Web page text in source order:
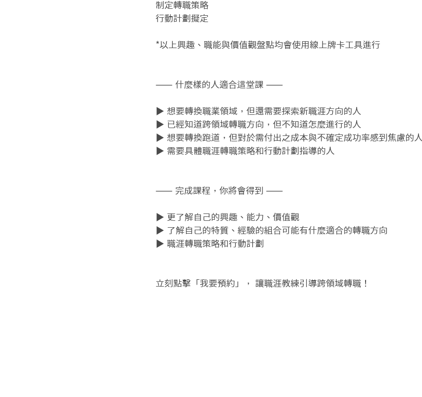
制定轉職策略
行動計劃擬定
*以上興趣、職能與價值觀盤點均會使用線上牌卡工具進行
⸺ 什麼樣的人適合這堂課 ⸺
▶ 想要轉換職業領域，但還需要探索新職涯方向的人
▶ 已經知道跨領域轉職方向，但不知道怎麼進行的人
▶ 想要轉換跑道，但對於需付出之成本與不確定成功率感到焦慮的人
▶ 需要具體職涯轉職策略和行動計劃指導的人
⸺ 完成課程，你將會得到 ⸺
▶ 更了解自己的興趣、能力、價值觀
▶ 了解自己的特質、經驗的組合可能有什麼適合的轉職方向
▶ 職涯轉職策略和行動計劃
立刻點擊「我要預約」， 讓職涯教練引導跨領域轉職！